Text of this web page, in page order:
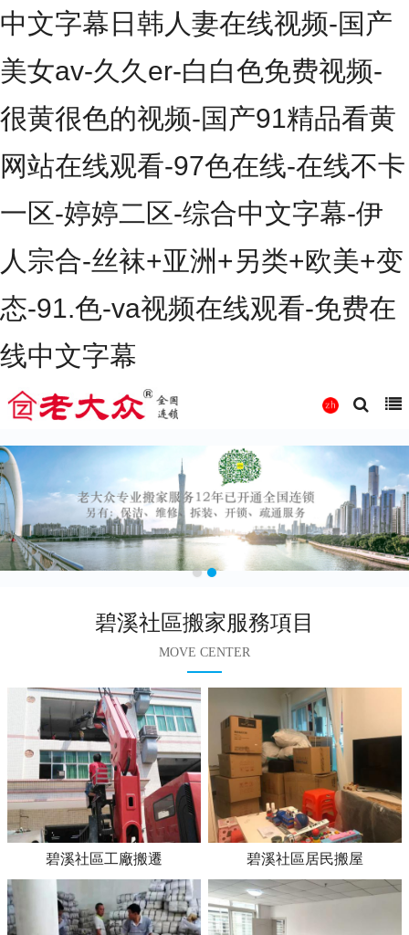
中文字幕日韩人妻在线视频-国产
美女av-久久er-白白色免费视频-
很黄很色的视频-国产91精品看黄
网站在线观看-97色在线-在线不卡
一区-婷婷二区-综合中文字幕-伊
人宗合-丝袜+亚洲+另类+欧美+变
态-91.色-va视频在线观看-免费在
线中文字幕
碧溪社區搬家服務項目
MOVE CENTER
碧溪社區工廠搬遷 碧溪社區居民搬屋